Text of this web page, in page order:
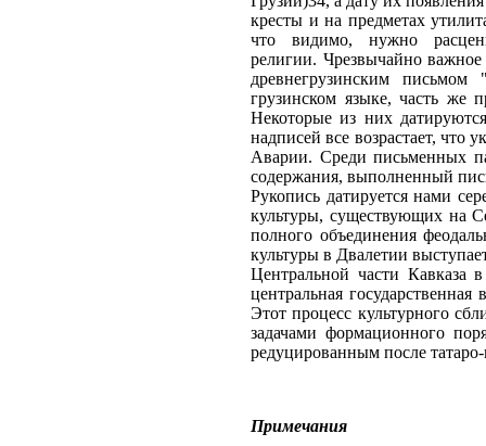
кресты и на предметах
что видимо, нужно
религии. Чрезвычайно
древнегрузинским
грузинском языке, часть же
Некоторые из них
надписей все возрастает, что
Аварии. Среди письменных
содержания, выполненный
Рукопись датируется нами
культуры, существующих на
полного объединения
культуры в Двалетии
Центральной части Кавказа
центральная
Этот процесс культурного
задачами формационного
редуцированным после
Примечания